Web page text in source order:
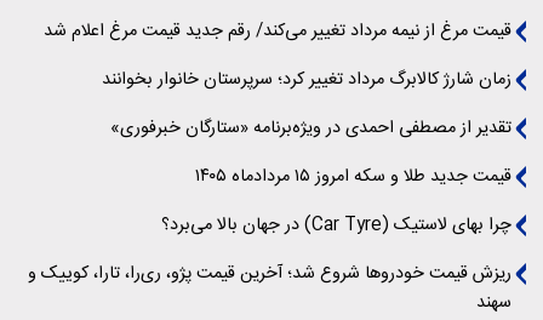
قیمت مرغ از نیمه مرداد تغییر می‌کند/ رقم جدید قیمت مرغ اعلام شد
زمان شارژ کالابرگ مرداد تغییر کرد؛ سرپرستان خانوار بخوانند
تقدیر از مصطفی احمدی در ویژه‌برنامه «ستارگان خبرفوری»
قیمت جدید طلا و سکه امروز ۱۵ مردادماه ۱۴۰۵
چرا بهای لاستیک (Car Tyre) در جهان بالا می‌برد؟
ریزش قیمت خودروها شروع شد؛ آخرین قیمت پژو، ری‌را، تارا، کوییک و
سهند